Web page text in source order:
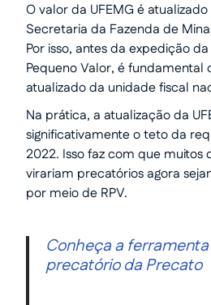
O valor da UFEMG é
Secretaria da Fazenda de
Por isso, antes da expedição
Pequeno Valor, é fundamental
atualizado da unidade fiscal
Na prática, a atualização da
significativamente o teto da
2022. Isso faz com que muitos
virariam precatórios agora
por meio de RPV.
Conheça a
precatório da Precato